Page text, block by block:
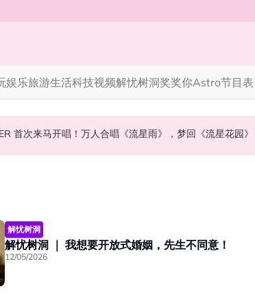
娱乐旅游生活科技视频解忧树洞奖奖你Astro节目表
一开口就沦陷！深情演绎JANNABI歌曲获网友狂赞！
耍大牌争议！首度吐心声：真相终究会浮出水面！
首次来马开唱！万人合唱《流星雨》，梦回《流星花园》
解忧树洞
解忧树洞 ｜ 我想要开放式婚姻，先生不同意！
12/05/2026